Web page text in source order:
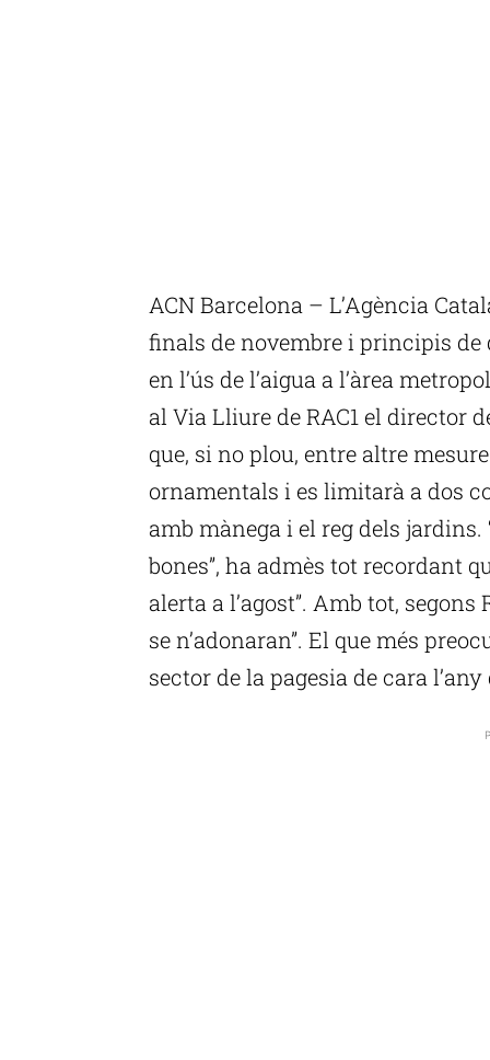
ACN Barcelona – L’Agència
finals de novembre i principis
en l’ús de l’aigua a l’àrea
al Via Lliure de RAC1 el director
que, si no plou, entre altre
ornamentals i es limitarà a dos
amb mànega i el reg dels
bones”, ha admès tot recordant
alerta a l’agost”. Amb tot,
se n’adonaran”. El que més
sector de la pagesia de cara l’any